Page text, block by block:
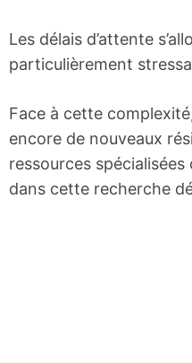
Les délais d’attente
particulièrement
Face à cette
encore de nouveaux
ressources
dans cette recherche